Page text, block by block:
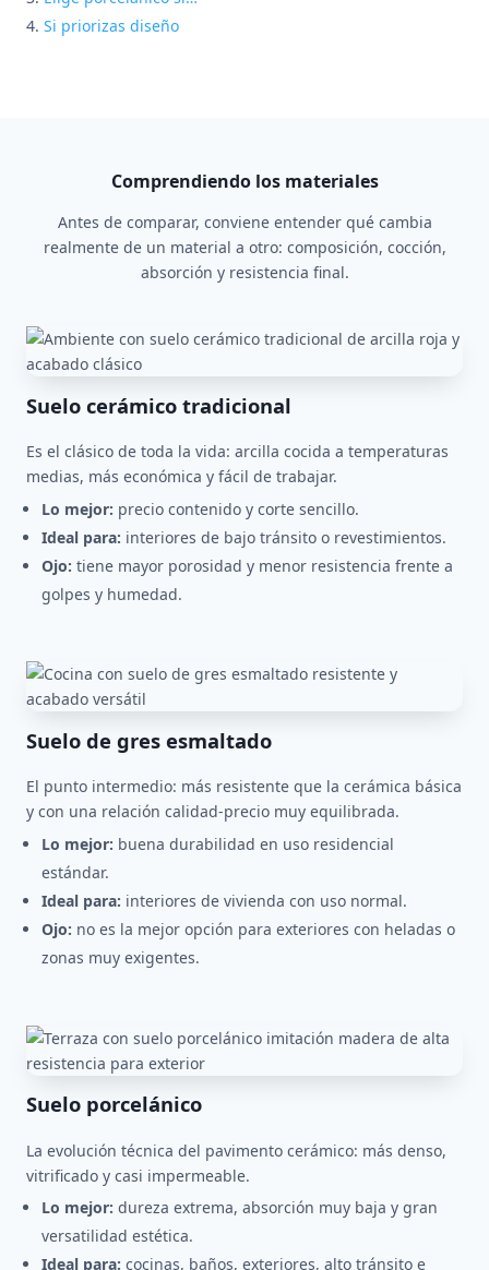
Si priorizas diseño
Comprendiendo los materiales
Antes de comparar, conviene entender qué cambia
realmente de un material a otro: composición, cocción,
absorción y resistencia final.
Suelo cerámico tradicional
Es el clásico de toda la vida: arcilla cocida a temperaturas
medias, más económica y fácil de trabajar.
Lo mejor: precio contenido y corte sencillo.
Ideal para: interiores de bajo tránsito o revestimientos.
Ojo: tiene mayor porosidad y menor resistencia frente a
golpes y humedad.
Suelo de gres esmaltado
El punto intermedio: más resistente que la cerámica básica
y con una relación calidad-precio muy equilibrada.
Lo mejor: buena durabilidad en uso residencial
estándar.
Ideal para: interiores de vivienda con uso normal.
Ojo: no es la mejor opción para exteriores con heladas o
zonas muy exigentes.
Suelo porcelánico
La evolución técnica del pavimento cerámico: más denso,
vitrificado y casi impermeable.
Lo mejor: dureza extrema, absorción muy baja y gran
versatilidad estética.
Ideal para: cocinas, baños, exteriores, alto tránsito e